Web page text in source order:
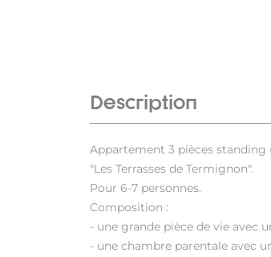
Description
Appartement 3 pièces standing
"Les Terrasses de Termignon".
Pour 6-7 personnes.
Composition :
- une grande pièce de vie avec
- une chambre parentale avec